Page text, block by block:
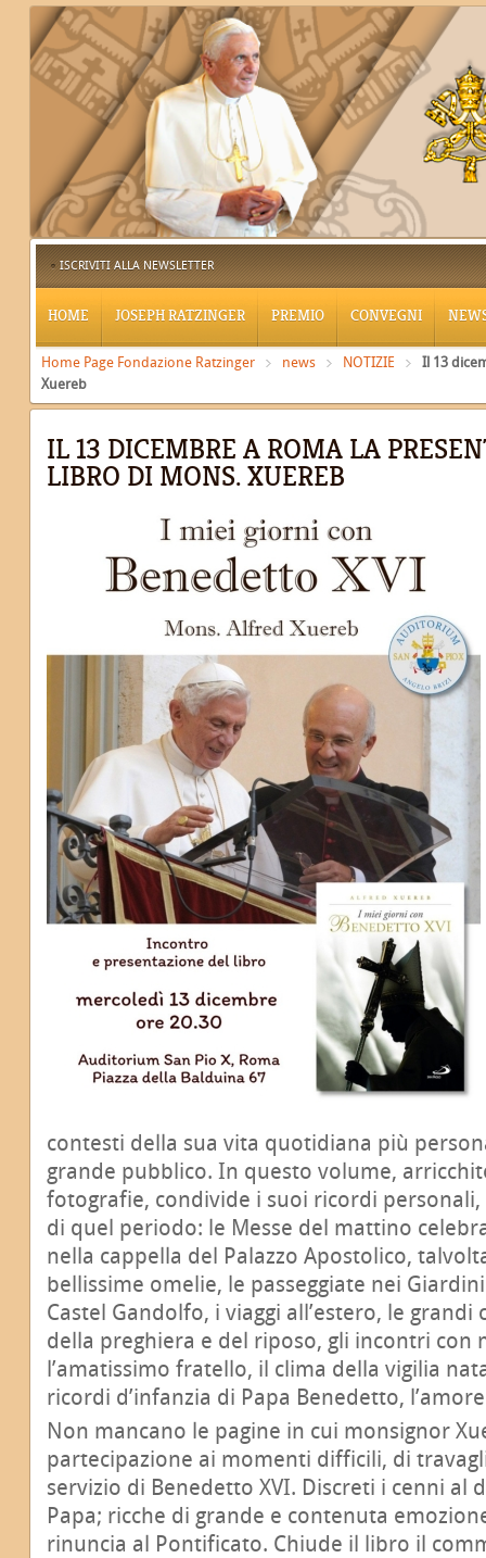
ISCRIVITI ALLA NEWSLETTER
HOME JOSEPH RATZINGER PREMIO CONVEGNI
Home Page Fondazione Ratzinger news NOTIZIE
Il 13
Xuereb
IL 13 DICEMBRE A ROMA LA
LIBRO DI MONS. XUEREB
contesti della sua vita quotidiana più
grande pubblico. In questo volume,
fotografie, condivide i suoi ricordi
di quel periodo: le Messe del mattino
nella cappella del Palazzo Apostolico,
bellissime omelie, le passeggiate nei
Castel Gandolfo, i viaggi all’estero, le
della preghiera e del riposo, gli incontri con
l’amatissimo fratello, il clima della vigilia
ricordi d’infanzia di Papa Benedetto,
Non mancano le pagine in cui monsignor
partecipazione ai momenti difficili, di
servizio di Benedetto XVI. Discreti i cenni al
Papa; ricche di grande e contenuta
rinuncia al Pontificato. Chiude il libro il